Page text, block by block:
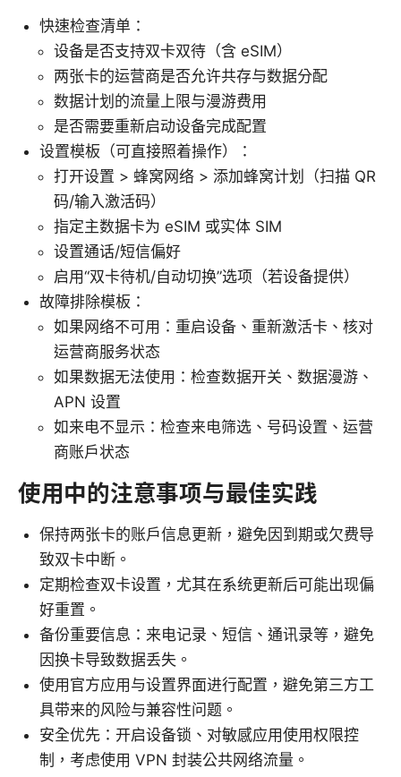
快速检查清单：
设备是否支持双卡双待（含 eSIM）
两张卡的运营商是否允许共存与数据分配
数据计划的流量上限与漫游费用
是否需要重新启动设备完成配置
设置模板（可直接照着操作）：
打开设置 > 蜂窝网络 > 添加蜂窝计划（扫描 QR
码/输入激活码）
指定主数据卡为 eSIM 或实体 SIM
设置通话/短信偏好
启用“双卡待机/自动切换”选项（若设备提供）
故障排除模板：
如果网络不可用：重启设备、重新激活卡、核对
运营商服务状态
如果数据无法使用：检查数据开关、数据漫游、
APN 设置
如来电不显示：检查来电筛选、号码设置、运营
商账户状态
使用中的注意事项与最佳实践
保持两张卡的账户信息更新，避免因到期或欠费导
致双卡中断。
定期检查双卡设置，尤其在系统更新后可能出现偏
好重置。
备份重要信息：来电记录、短信、通讯录等，避免
因换卡导致数据丢失。
使用官方应用与设置界面进行配置，避免第三方工
具带来的风险与兼容性问题。
安全优先：开启设备锁、对敏感应用使用权限控
制，考虑使用 VPN 封装公共网络流量。